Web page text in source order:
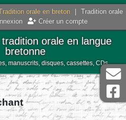
orale en breton
Tradition orale
Créer un compte
orale en langue
bretonne
manuscrits, disques, cassettes, CDs